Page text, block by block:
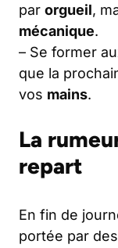
par orgueil,
mécanique.
– Se former
que la
vos mains.
La
repart
En fin de
portée par